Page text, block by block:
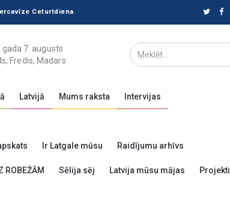
Ceturtdiena
7. augusts
Fredis, Madars
Latvijā Mums raksta Intervijas
Ir Latgale mūsu Raidījumu arhīvs
ROBEŽĀM Sēlija sēj Latvija mūsu mājas Projekti